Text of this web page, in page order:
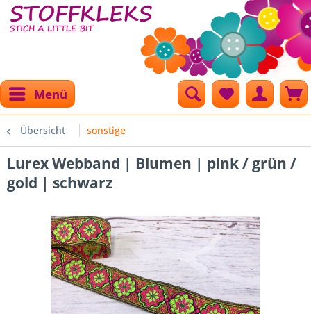
Menü
Übersicht sonstige
Lurex Webband | Blumen | pink / grün /
gold | schwarz